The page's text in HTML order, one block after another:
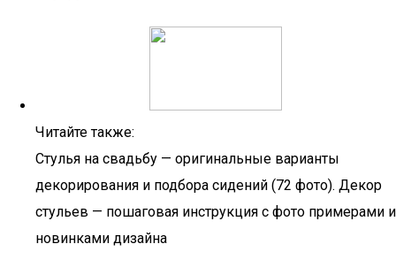
Читайте также:
Стулья на свадьбу — оригинальные варианты
декорирования и подбора сидений (72 фото). Декор
стульев — пошаговая инструкция с фото примерами и
новинками дизайна